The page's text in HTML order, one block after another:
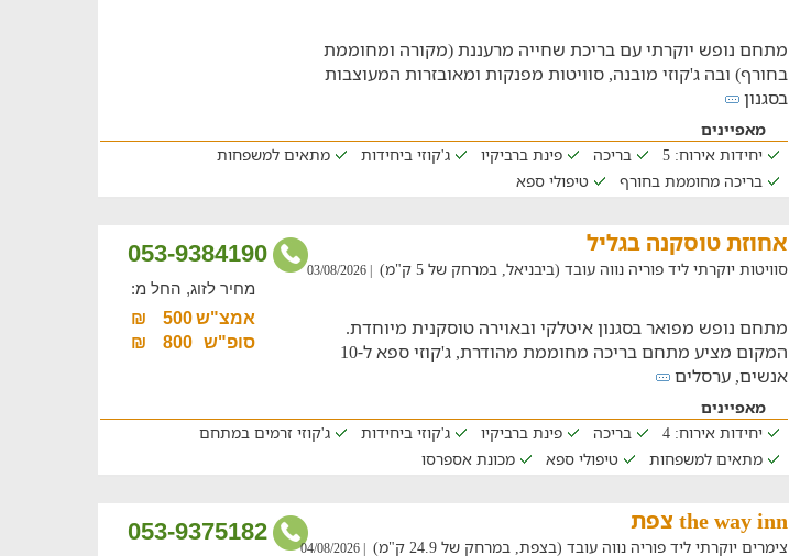
מתחם נופש יוקרתי עם בריכת שחייה מרעננת (מקורה ומחוממת
בחורף) ובה ג'קוזי מובנה, סוויטות מפנקות ומאובזרות המעוצבות
בסגנון
מאפיינים
יחידות אירוח: 5
בריכה פינת ברביקיו ג'קוזי ביחידות
מתאים למשפחות
בריכה מחוממת בחורף
טיפולי ספא
053-9384190 אחוזת טוסקנה בגליל
סוויטות יוקרתי ליד פוריה נווה עובד (ביבניאל, במרחק של 5 ק"מ) | 03/08/2026
מתחם נופש מפואר בסגנון איטלקי ובאוירה טוסקנית מיוחדת.
המקום מציע מתחם בריכה מחוממת מהודרת, ג'קוזי ספא ל-10
אנשים, ערסלים
מחיר לזוג, החל מ:
אמצ"ש500
₪
סופ"ש
800
₪
מאפיינים
יחידות אירוח: 4
בריכה פינת ברביקיו ג'קוזי ביחידות
ג'קוזי זרמים במתחם
מתאים למשפחות
טיפולי ספא מכונת אספרסו
053-9375182 the way inn צפת
צימרים יוקרתי ליד פוריה נווה עובד (בצפת, במרחק של 24.9 ק"מ) | 04/08/2026